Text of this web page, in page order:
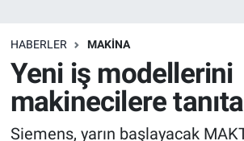
HABERLER MAKINA
Yeni iş modellerini
makinecilere
Siemens, yarın başlayacak
İnşaat ve Malzeme
HaberOrtak